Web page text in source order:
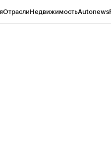
ОтраслиНедвижимостьAutonews